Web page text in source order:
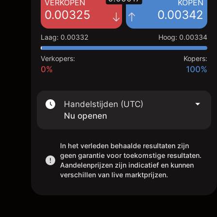
VERKOPEN
0.00325
KOPEN
0.00342
Laag: 0.00332 Hoog: 0.00334
Verkopers:
0%
Kopers:
100%
Handelstijden (UTC)
Nu openen
In het verleden behaalde resultaten zijn
geen garantie voor toekomstige resultaten.
Aandelenprijzen zijn indicatief en kunnen
verschillen van live marktprijzen.